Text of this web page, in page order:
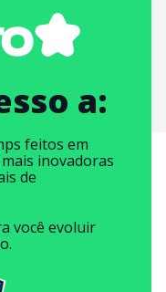
a:
feitos em
inovadoras
de
você evoluir